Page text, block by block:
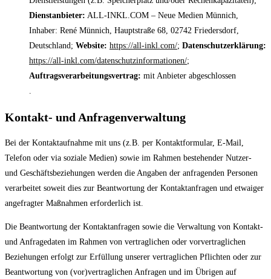
Dienstanbieter: ALL-INKL.COM – Neue Medien Münnich,
Inhaber: René Münnich, Hauptstraße 68, 02742 Friedersdorf,
Deutschland; Website: https://all-inkl.com/; Datenschutzerklärung:
https://all-inkl.com/datenschutzinformationen/;
Auftragsverarbeitungsvertrag: mit Anbieter abgeschlossen
.
Kontakt- und Anfragenverwaltung
Bei der Kontaktaufnahme mit uns (z.B. per Kontaktformular, E-Mail,
Telefon oder via soziale Medien) sowie im Rahmen bestehender Nutzer-
und Geschäftsbeziehungen werden die Angaben der anfragenden Personen
verarbeitet soweit dies zur Beantwortung der Kontaktanfragen und etwaiger
angefragter Maßnahmen erforderlich ist.
Die Beantwortung der Kontaktanfragen sowie die Verwaltung von Kontakt-
und Anfragedaten im Rahmen von vertraglichen oder vorvertraglichen
Beziehungen erfolgt zur Erfüllung unserer vertraglichen Pflichten oder zur
Beantwortung von (vor)vertraglichen Anfragen und im Übrigen auf